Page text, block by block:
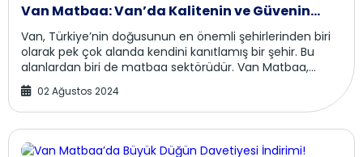
Van Matbaa: Van’da Kalitenin ve Güvenin
Adresi
Van, Türkiye’nin doğusunun en önemli şehirlerinden biri
olarak pek çok alanda kendini kanıtlamış bir şehir. Bu
alanlardan biri de matbaa sektörüdür. Van Matbaa,
yılların deneyimi ve teknolojik altyapı...
02 Ağustos 2024